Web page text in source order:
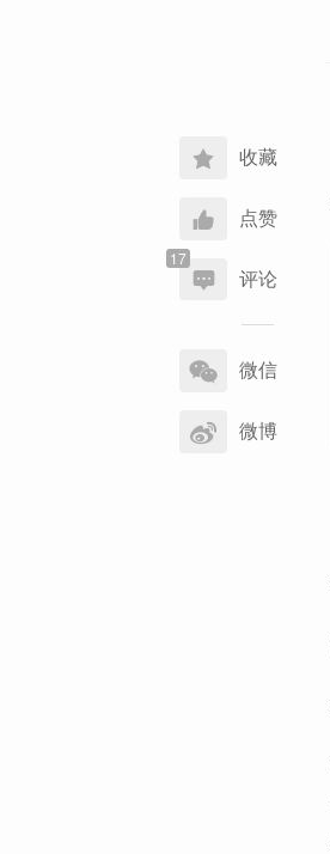
收藏
点赞
评论
享
到
微信
微博